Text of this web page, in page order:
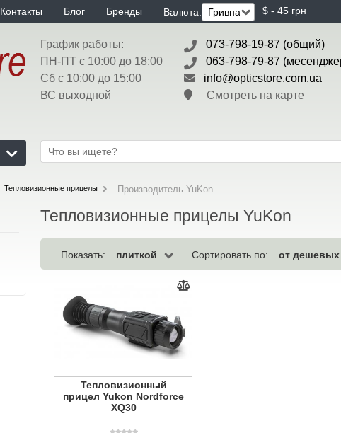
Контакты Блог Бренды Валюта: $ - 45 грн
График работы:
ПН-ПТ с 10:00 до 18:00
Сб с 10:00 до 15:00
ВС выходной
073-798-19-87 (общий)
063-798-79-87
info@opticstore.com.ua
Смотреть на карте
Тепловизионные прицелы Производитель YuKon
Тепловизионные прицелы YuKon
Показать: плиткой Сортировать по: от дешевых
Тепловизионный
прицел Yukon Nordforce
XQ30